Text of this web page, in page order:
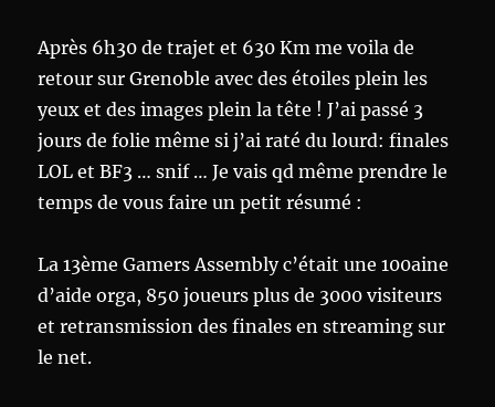
Après 6h30 de trajet et 630 Km me voila de
retour sur Grenoble avec des étoiles plein les
yeux et des images plein la tête ! J’ai passé 3
jours de folie même si j’ai raté du lourd: finales
LOL et BF3 … snif … Je vais qd même prendre le
temps de vous faire un petit résumé :
La 13ème Gamers Assembly c’était une 100aine
d’aide orga, 850 joueurs plus de 3000 visiteurs
et retransmission des finales en streaming sur
le net.